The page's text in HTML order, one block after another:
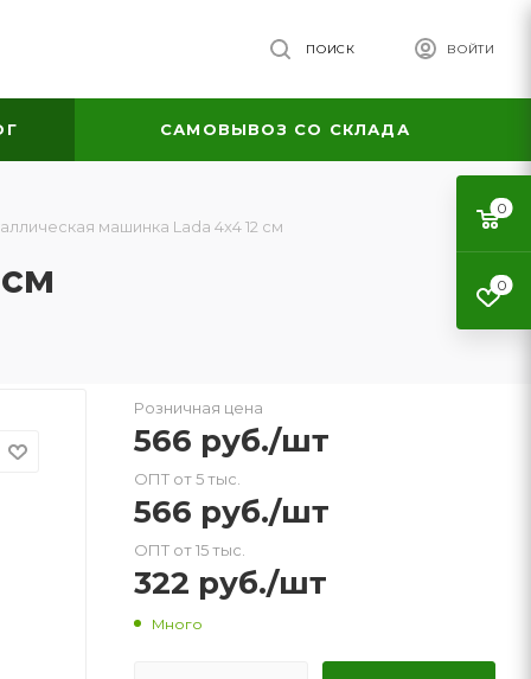
ВОЙТИ
ПОИСК
САМОВЫВОЗ СО СКЛАДА
машинка Lada 4x4 12 см
Розничная цена
566 руб./шт
ОПТ от 5 тыс.
566 руб./шт
ОПТ от 15 тыс.
322 руб./шт
Много
0
0